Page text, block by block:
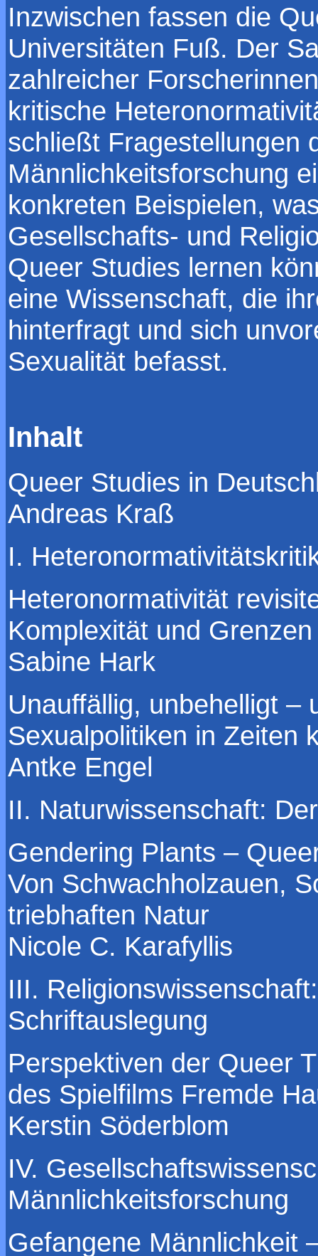
Inzwischen fassen die
Universitäten Fuß. Der
zahlreicher
kritische
schließt Fragestellungen
Männlichkeitsforschung
konkreten Beispielen,
Gesellschafts- und
Queer Studies lernen
eine Wissenschaft, die
hinterfragt und sich
Sexualität befasst.
Inhalt
Queer Studies in
Andreas Kraß
I.
Heteronormativität
Komplexität und
Sabine Hark
Unauffällig, unbehelligt –
Sexualpolitiken in Zeiten
Antke Engel
II. Naturwissenschaft:
Gendering Plants –
Von Schwachholzauen,
triebhaften Natur
Nicole C. Karafyllis
III.
Schriftauslegung
Perspektiven der Queer
des Spielfilms Fremde
Kerstin Söderblom
IV.
Männlichkeitsforschung
Gefangene Männlichkeit